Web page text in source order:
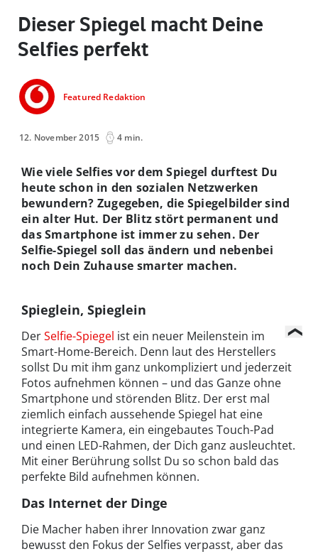
Dieser Spiegel macht Deine
Selfies perfekt
Featured Redaktion
12. November 2015 4 min.
Wie viele Selfies vor dem Spiegel durftest Du
heute schon in den sozialen Netzwerken
bewundern? Zugegeben, die Spiegelbilder sind
ein alter Hut. Der Blitz stört permanent und
das Smartphone ist immer zu sehen. Der
Selfie-Spiegel soll das ändern und nebenbei
noch Dein Zuhause smarter machen.
Spieglein, Spieglein
DerSelfie-Spiegel ist ein neuer Meilenstein im
Smart-Home-Bereich. Denn laut des Herstellers
sollst Du mit ihm ganz unkompliziert und jederzeit
Fotos aufnehmen können – und das Ganze ohne
Smartphone und störenden Blitz. Der erst mal
ziemlich einfach aussehende Spiegel hat eine
integrierte Kamera, ein eingebautes Touch-Pad
und einen LED-Rahmen, der Dich ganz ausleuchtet.
Mit einer Berührung sollst Du so schon bald das
perfekte Bild aufnehmen können.
Das Internet der Dinge
Die Macher haben ihrer Innovation zwar ganz
bewusst den Fokus der Selfies verpasst, aber das